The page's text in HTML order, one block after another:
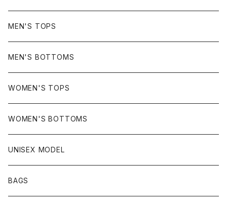
MEN'S TOPS
MEN'S BOTTOMS
WOMEN'S TOPS
WOMEN'S BOTTOMS
UNISEX MODEL
BAGS